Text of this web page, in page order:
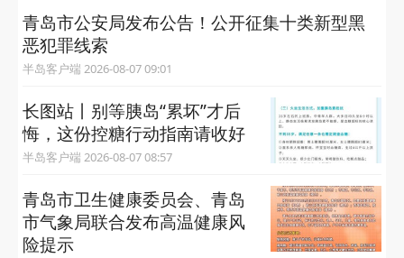
青岛市公安局发布公告！公开征集十类新型黑
恶犯罪线索
半岛客户端 2026-08-07 09:01
长图站丨别等胰岛“累坏”才后
悔，这份控糖行动指南请收好
半岛客户端 2026-08-07 08:57
青岛市卫生健康委员会、青岛
市气象局联合发布高温健康风
险提示